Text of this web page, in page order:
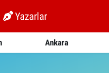
Yazarlar
Ankara